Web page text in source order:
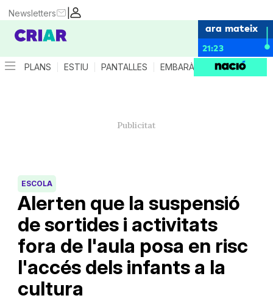
|
Newsletters
ara mateix
21:23
PLANS ESTIU PANTALLES EMBARÀS CRIANÇA
Alerten que la suspensió
de sortides i activitats
fora de l'aula posa en risc
l'accés dels infants a la
cultura
ESCOLA